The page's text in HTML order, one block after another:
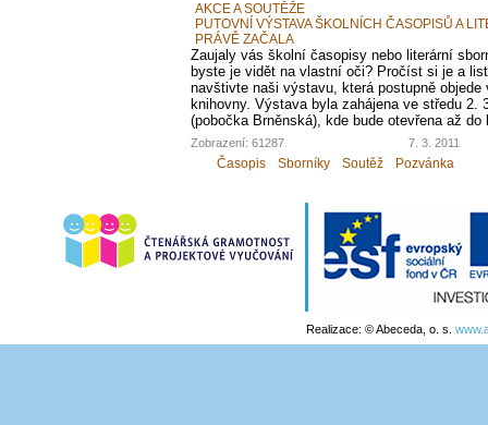
AKCE A SOUTĚŽE
PUTOVNÍ VÝSTAVA ŠKOLNÍCH ČASOPISŮ A
PRÁVĚ ZAČALA
Zaujaly vás školní časopisy nebo literární
byste je vidět na vlastní oči? Pročíst si je a
navštivte naši výstavu, která postupně
knihovny. Výstava byla zahájena ve středu 2.
(pobočka Brněnská), kde bude otevřena až do
Zobrazení: 61287 7. 3. 2011
Časopis Sborníky Soutěž Pozvánka
Realizace: © Abeceda, o. s.